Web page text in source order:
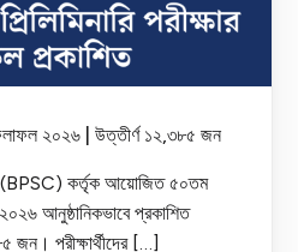
ফলাফল ২০২৬ | উত্তীর্ণ ১২,৩৮৫ জন
(BPSC) কর্তৃক আয়োজিত ৫০তম
আনুষ্ঠানিকভাবে প্রকাশিত
জন। পরীক্ষার্থীদের […]